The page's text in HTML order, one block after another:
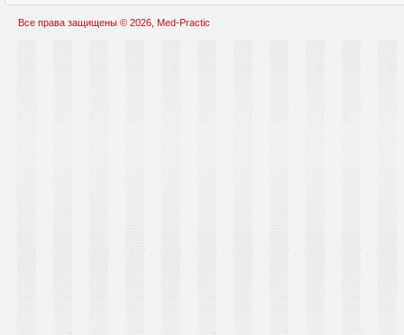
Все права защищены © 2026, Med-Practic